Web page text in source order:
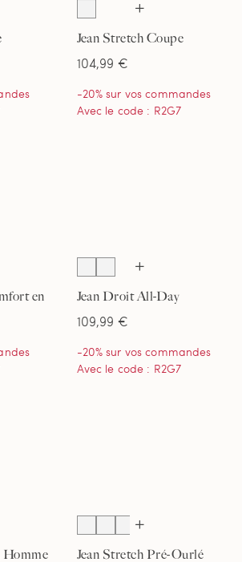
Jean Stretch Coupe
104,99 €
-20% sur vos commandes
Avec le code : R2G7
en
Jean Droit All-Day
Homme
109,99 €
-20% sur vos commandes
Avec le code : R2G7
Homme
Jean Stretch Pré-Ourlé